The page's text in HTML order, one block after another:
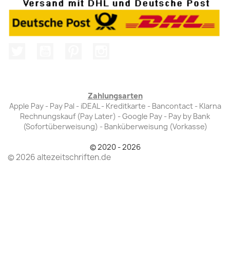
Zahlungsarten
Apple Pay - Pay Pal - iDEAL - Kreditkarte - Bancontact - Klarna
Rechnungskauf (Pay Later) - Google Pay - Pay by Bank
(Sofortüberweisung) - Banküberweisung (Vorkasse)
© 2020 - 2026
© 2026 altezeitschriften.de